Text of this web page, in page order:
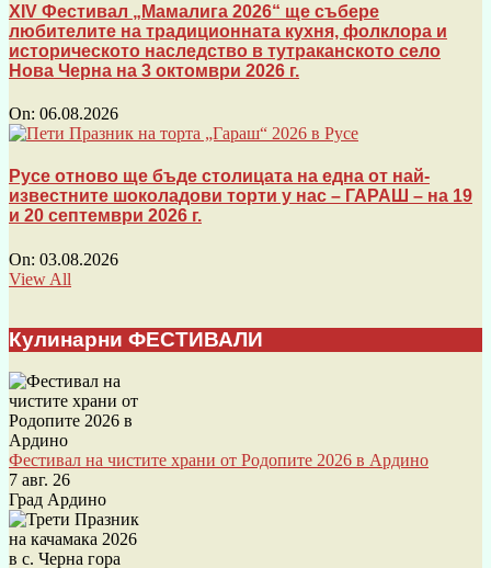
XIV Фестивал „Мамалига 2026“ ще събере
любителите на традиционната кухня, фолклора и
историческото наследство в тутраканското село
Нова Черна на 3 октомври 2026 г.
On: 06.08.2026
Русе отново ще бъде столицата на една от най-
известните шоколадови торти у нас – ГАРАШ – на 19
и 20 септември 2026 г.
On: 03.08.2026
View All
Кулинарни ФЕСТИВАЛИ
Фестивал на чистите храни от Родопите 2026 в Ардино
7 авг. 26
Град Ардино